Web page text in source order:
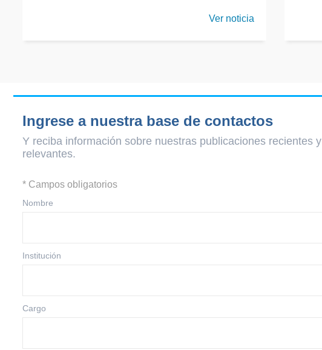
Ver noticia
Ingrese a nuestra base de contactos
Y reciba información sobre nuestras publicaciones recientes y
relevantes.
* Campos obligatorios
Nombre
Institución
Cargo